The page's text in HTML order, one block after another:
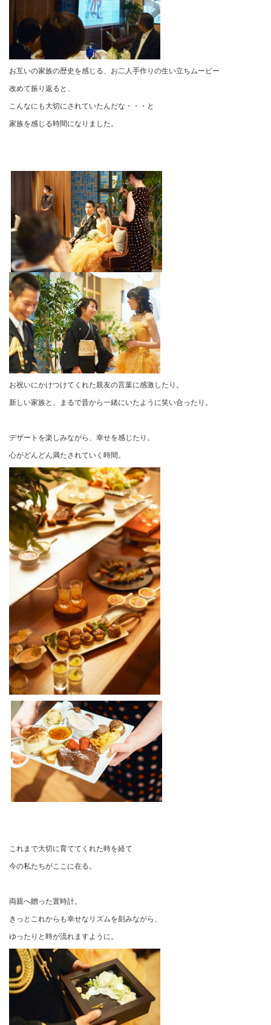
お互いの家族の歴史を感じる、お二人手作りの生い立ちムービー
改めて振り返ると、
こんなにも大切にされていたんだな・・・と
家族を感じる時間になりました。
お祝いにかけつけてくれた親友の言葉に感激したり。
新しい家族と、まるで昔から一緒にいたように笑い合ったり。
デザートを楽しみながら、幸せを感じたり。
心がどんどん満たされていく時間。
これまで大切に育ててくれた時を経て
今の私たちがここに在る。
両親へ贈った置時計。
きっとこれからも幸せなリズムを刻みながら、
ゆったりと時が流れますように。